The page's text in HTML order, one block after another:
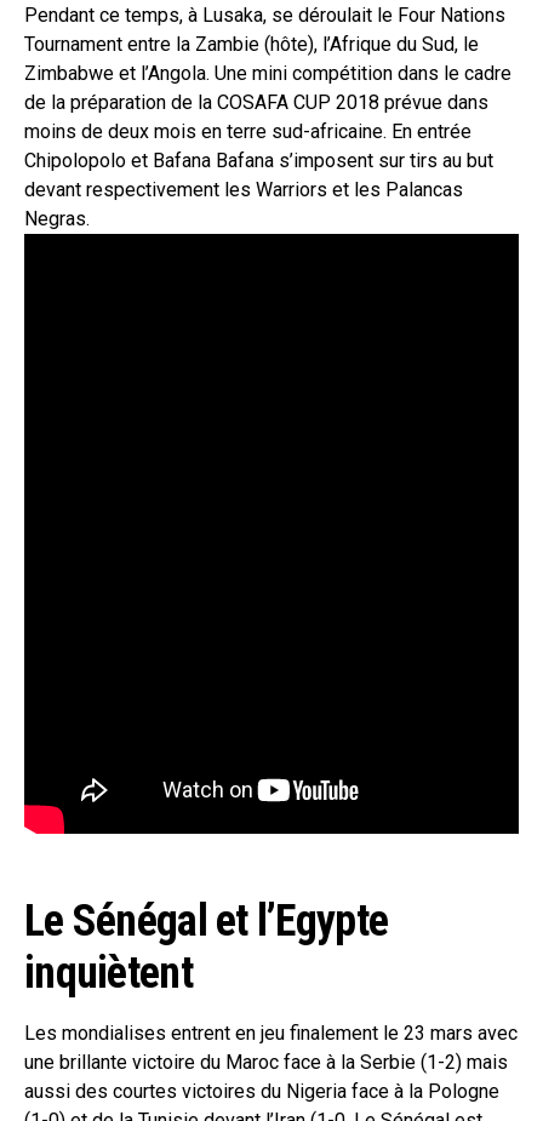
Pendant ce temps, à Lusaka, se déroulait le Four Nations
Tournament entre la Zambie (hôte), l’Afrique du Sud, le
Zimbabwe et l’Angola. Une mini compétition dans le cadre
de la préparation de la COSAFA CUP 2018 prévue dans
moins de deux mois en terre sud-africaine. En entrée
Chipolopolo et Bafana Bafana s’imposent sur tirs au but
devant respectivement les Warriors et les Palancas
Negras.
Le Sénégal et l’Egypte
inquiètent
Les mondialises entrent en jeu finalement le 23 mars avec
une brillante victoire du Maroc face à la Serbie (1-2) mais
aussi des courtes victoires du Nigeria face à la Pologne